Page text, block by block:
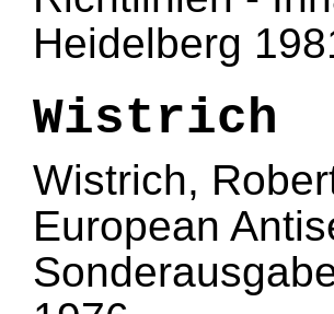
Heidelberg
Wistrich
Wistrich,
European